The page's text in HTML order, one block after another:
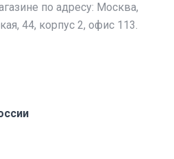
по адресу: Москва,
44, корпус 2, офис 113.